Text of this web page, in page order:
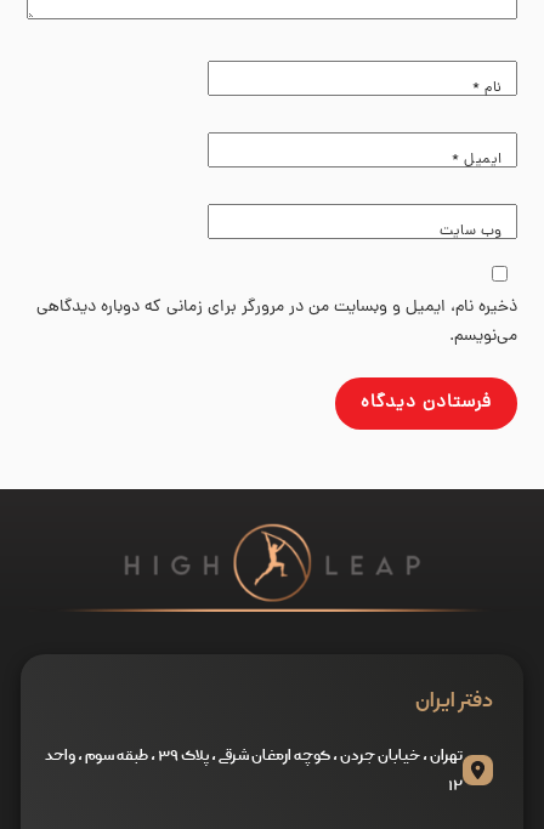
نام *
ایمیل *
وب‌ سایت
ذخیره نام، ایمیل و وبسایت من در مرورگر برای زمانی که دوباره دیدگاهی
می‌نویسم.
دفتر ایران
تهران ، خیابان جردن ، کوچه ارمغان شرقی ، پلاک ۳۹ ، طبقه سوم ، واحد
۱۲